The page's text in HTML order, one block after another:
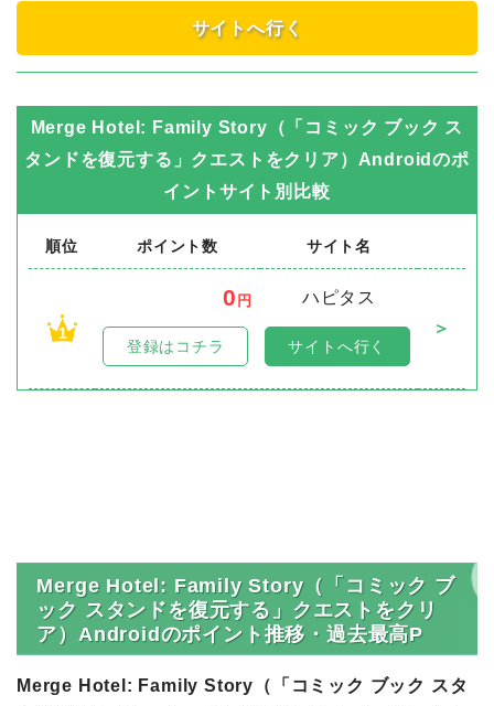
サイトへ行く
Merge Hotel: Family Story（「コミック ブック ス
タンドを復元する」クエストをクリア）Androidのポ
イントサイト別比較
順位 ポイント数 サイト名
1
0 円
ハピタス
＞
登録はコチラ サイトへ行く
Merge Hotel: Family Story（「コミック ブ
ック スタンドを復元する」クエストをクリ
ア）Androidのポイント推移・過去最高P
Merge Hotel: Family Story（「コミック ブック スタ